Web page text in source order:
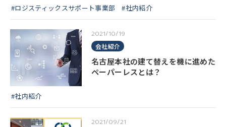
#ロジスティックスサポート事業部
#社内紹介
2021/10/19
会社紹介
名古屋本社の建て替えを機に進めた
ペーパーレスとは？
#社内紹介
2021/09/21